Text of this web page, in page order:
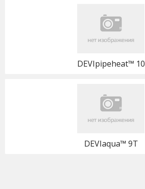
DEVIpipeheat™ 10
DEVIaqua™ 9T